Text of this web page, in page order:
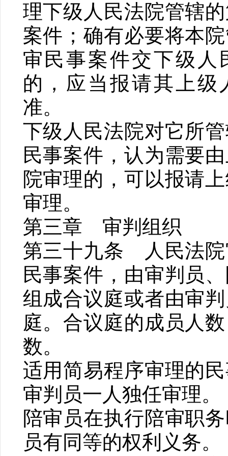
理下级人民法院管辖
案件；确有必要将本
审民事案件交下级人
的，应当报请其上级
准。
下级人民法院对它所
民事案件，认为需要
院审理的，可以报请
审理。
第三章 审判组织
第三十九条 人民法院
民事案件，由审判员
组成合议庭或者由审
庭。合议庭的成员人
数。
适用简易程序审理的
审判员一人独任审理。
陪审员在执行陪审职
员有同等的权利义务。